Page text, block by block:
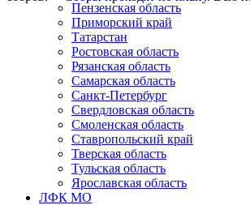
Пензенская область
Приморский край
Татарстан
Ростовская область
Рязанская область
Самарская область
Санкт-Петербург
Свердловская область
Смоленская область
Ставропольский край
Тверская область
Тульская область
Ярославская область
ЛФК МО